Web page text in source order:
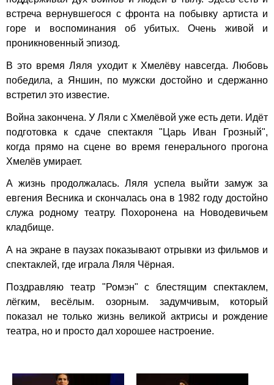
встреча вернувшегося с фронта на побывку артиста и
горе и воспоминания об убитых. Очень живой и
проникновенный эпизод.
В это время Ляля уходит к Хмелёву навсегда. Любовь
победила, а Яншин, по мужски достойно и сдержанно
встретил это известие.
Война закончена. У Ляли с Хмелёвой уже есть дети. Идёт
подготовка к сдаче спектакля "Царь Иван Грозный",
когда прямо на сцене во время генерального прогона
Хмелёв умирает.
А жизнь продолжалась. Ляля успела выйти замуж за
евгения Весника и скончалась она в 1982 году достойно
служа родному театру. Похоронена на Новодевичьем
кладбище.
А на экране в паузах показывают отрывки из фильмов и
спектаклей, где играла Ляля Чёрная.
Поздравляю театр "Ромэн" с блестящим спектаклем,
лёгким, весёлым. озорным. задумчивым, который
показал не только жизнь великой актрисы и рождение
театра, но и просто дал хорошее настроение.